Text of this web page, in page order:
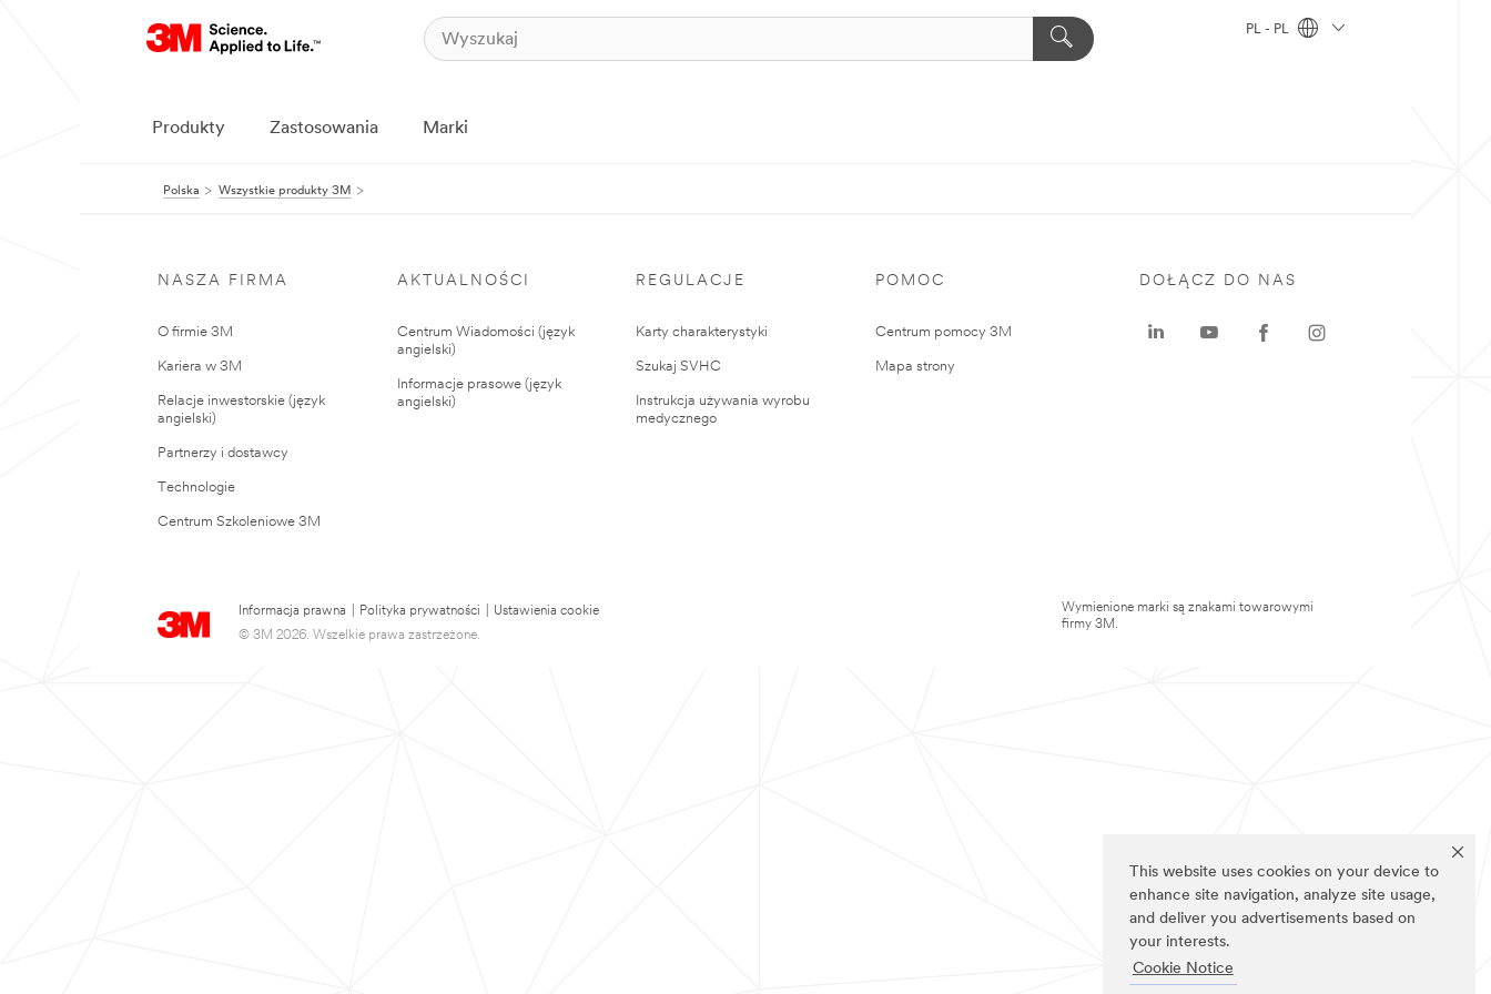
This website uses cookies on your device to
enhance site navigation, analyze site usage,
and deliver you advertisements based on
your interests.
Cookie Notice
PL - PL
Produkty Zastosowania Marki
Polska Wszystkie produkty 3M
NASZA FIRMA
O firmie 3M
Kariera w 3M
Relacje inwestorskie (język
angielski)
Partnerzy i dostawcy
Technologie
Centrum Szkoleniowe 3M
AKTUALNOŚCI
Centrum Wiadomości (język
angielski)
Informacje prasowe (język
angielski)
REGULACJE
Karty charakterystyki
Szukaj SVHC
Instrukcja używania wyrobu
medycznego
POMOC
Centrum pomocy 3M
Mapa strony
Informacja prawna Polityka prywatności
Ustawienia cookie
© 3M 2026. Wszelkie prawa zastrzeżone.
DOŁĄCZ DO NAS
Wymienione marki są znakami towarowymi
firmy 3M.